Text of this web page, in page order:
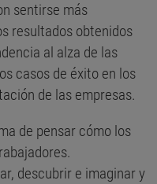
sentirse más
resultados obtenidos
al alza de las
casos de éxito en los
de las empresas.
de pensar cómo los
descubrir e imaginar y